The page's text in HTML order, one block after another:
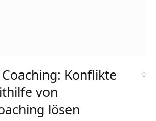
Konflikte
von
lösen
0